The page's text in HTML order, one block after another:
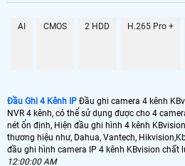
AI CMOS 2 HDD H.265 Pro +
Đầu Ghi 4 Kênh IP Đầu ghi camera 4 kênh
NVR 4 kênh, có thể sử dụng được cho 4
nét ổn định, Hiện đầu ghi hình 4 kênh
thương hiệu như, Dahua, Vantech,
đầu ghi hình camera IP 4 kênh KBvision chất
12:00:00 AM